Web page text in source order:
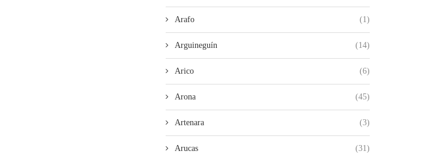
Arafo (1)
Arguineguín (14)
Arico (6)
Arona (45)
Artenara (3)
Arucas (31)